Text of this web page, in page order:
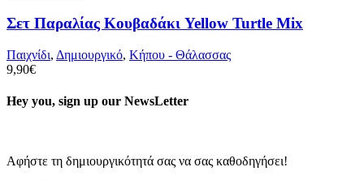
Σετ Παραλίας Κουβαδάκι Yellow Turtle Mix
Παιχνίδι, Δημιουργικό, Κήπου - Θάλασσας
9,90€
Hey you, sign up our NewsLetter
Αφήστε τη δημιουργικότητά σας να σας καθοδηγήσει!